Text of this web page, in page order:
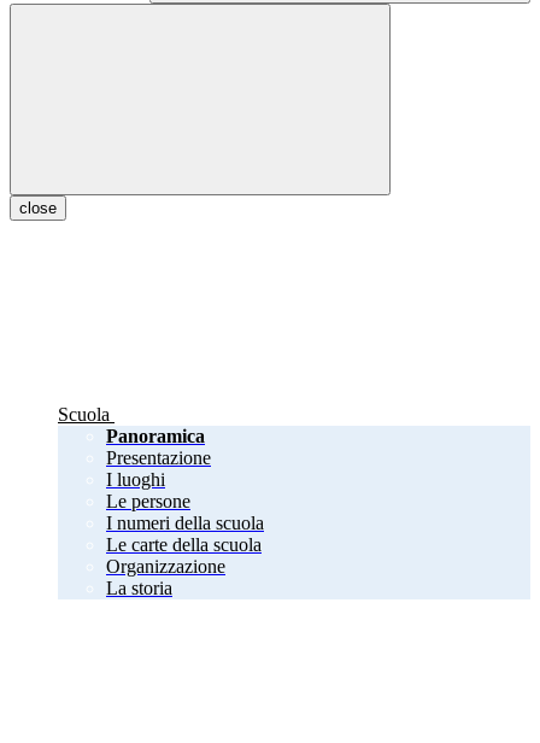
close
Scuola
Panoramica
Presentazione
I luoghi
Le persone
I numeri della scuola
Le carte della scuola
Organizzazione
La storia